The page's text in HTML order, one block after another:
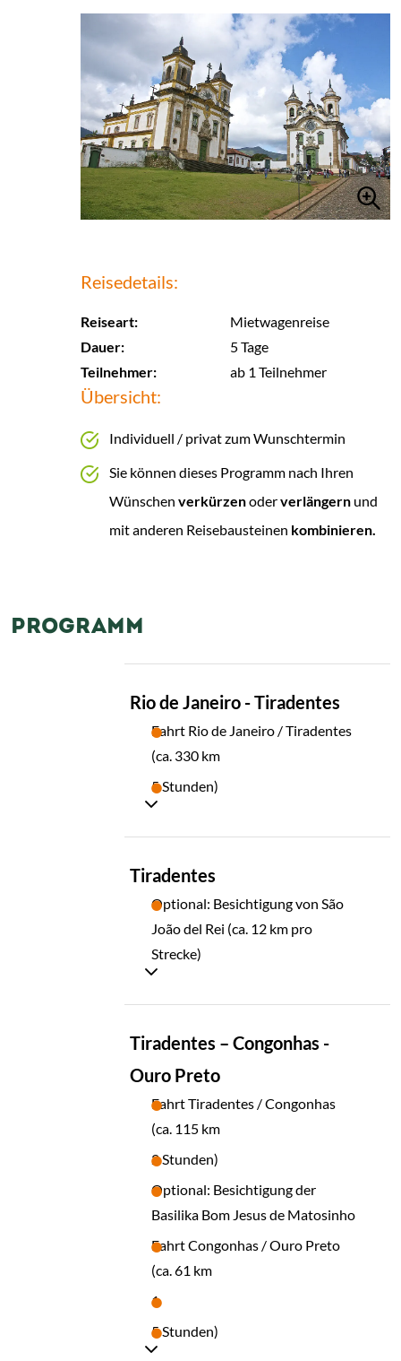
Reisedetails:
Reiseart:
Mietwagenreise
Dauer:
5 Tage
Teilnehmer:
ab 1 Teilnehmer
Übersicht:
Individuell / privat zum Wunschtermin
Sie können dieses Programm nach Ihren
Wünschen verkürzenoderverlängern und
mit anderen Reisebausteinen kombinieren.
PROGRAMM
Rio de Janeiro - Tiradentes
Fahrt Rio de Janeiro / Tiradentes
(ca. 330 km
5 Stunden)
Tiradentes
Optional: Besichtigung von São
João del Rei (ca. 12 km pro
Strecke)
Tiradentes – Congonhas -
Ouro Preto
Fahrt Tiradentes / Congonhas
(ca. 115 km
2 Stunden)
Optional: Besichtigung der
Basilika Bom Jesus de Matosinho
Fahrt Congonhas / Ouro Preto
(ca. 61 km
1
5 Stunden)